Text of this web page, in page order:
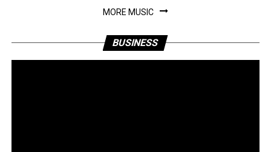
MORE MUSIC
BUSINESS